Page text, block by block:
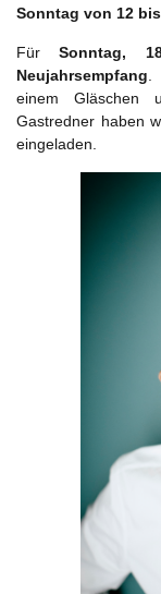
Sonntag von 12
FürSonntag,
Neujahrsempfang
einem Gläschen
Gastredner haben
eingeladen.